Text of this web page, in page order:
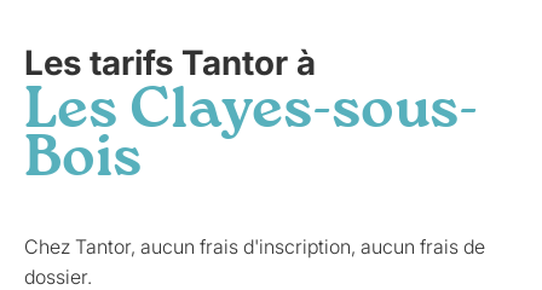
Les tarifs Tantor à
Les Clayes-sous-
Bois
Chez Tantor, aucun frais d'inscription, aucun frais de
dossier.